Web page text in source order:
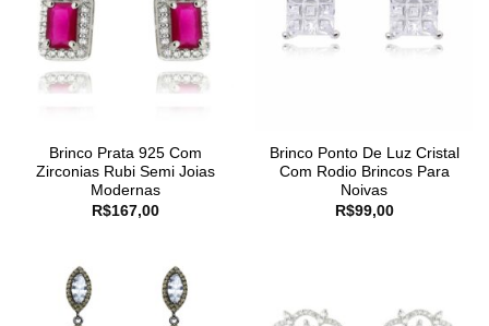
Brinco Prata 925 Com
Zirconias Rubi Semi Joias
Modernas
R$167,00
Brinco Ponto De Luz Cristal
Com Rodio Brincos Para
Noivas
R$99,00